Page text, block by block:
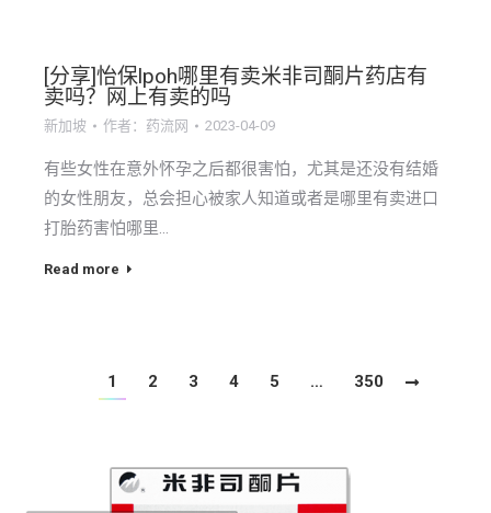
[分享]怡保lpoh哪里有卖米非司酮片药店有
卖吗？网上有卖的吗
新加坡 作者： 药流网 2023-04-09
有些女性在意外怀孕之后都很害怕，尤其是还没有结婚
的女性朋友，总会担心被家人知道或者是哪里有卖进口
打胎药害怕哪里…
Read more
1 2 3 4 5 … 350